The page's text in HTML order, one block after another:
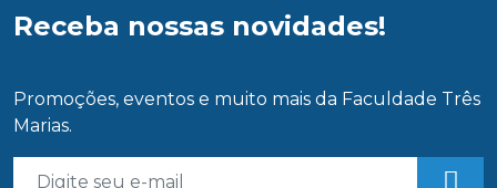
Receba nossas novidades!
Promoções, eventos e muito mais da Faculdade Três
Marias.